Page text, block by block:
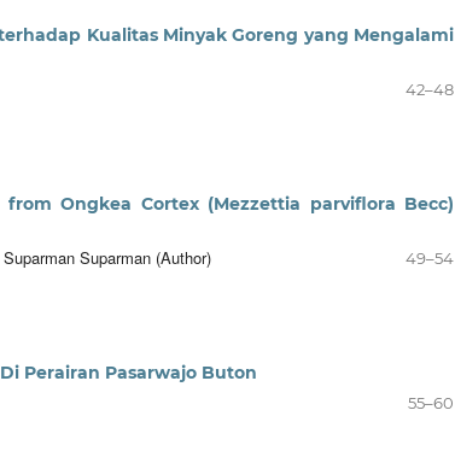
Kualitas Minyak Goreng yang Mengalami
42–48
Ongkea Cortex (Mezzettia parviflora Becc)
Suparman (Author) 49–54
Perairan Pasarwajo Buton
55–60